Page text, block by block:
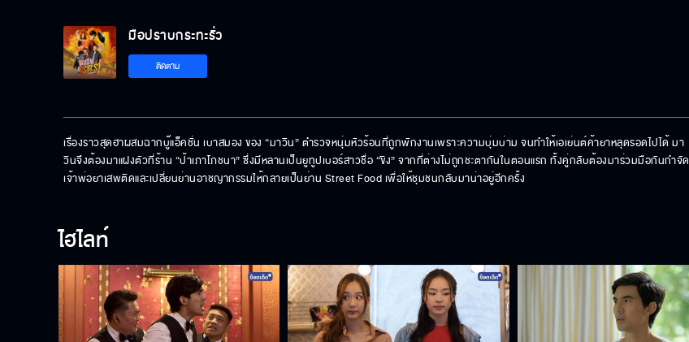
มือปราบกระทะรั่ว
ติดตาม
เรื่องราวสุดฮาผสมฉากบู๊แอ็คชั่น เบาสมอง ของ “มาวิน” ตำรวจหนุ่มหัวร้อนที่ถูกพักงานเพราะความบุ่มบ่าม จนทำให้เอเย่นต์ค้ายาหลุดรอดไปได้ มา
วินจึงต้องมาแฝงตัวที่ร้าน “ป้าเภาโภชนา” ซึ่งมีหลานเป็นยูทูปเบอร์สาวชื่อ “ขิง” จากที่ต่างไม่ถูกชะตากันในตอนแรก ทั้งคู่กลับต้องมาร่วมมือกันกำจัด
เจ้าพ่อยาเสพติดและเปลี่ยนย่านอาชญากรรมให้กลายเป็นย่าน Street Food เพื่อให้ชุมชนกลับมาน่าอยู่อีกครั้ง
ไฮไลท์